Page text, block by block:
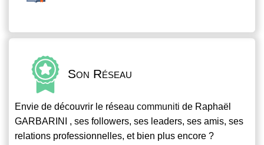
Son Réseau
Envie de découvrir le réseau communiti de Raphaël
GARBARINI , ses followers, ses leaders, ses amis, ses
relations professionnelles, et bien plus encore ?